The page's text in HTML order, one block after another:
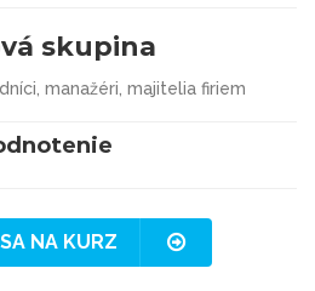
skupina
manažéri, majitelia firiem
NA KURZ